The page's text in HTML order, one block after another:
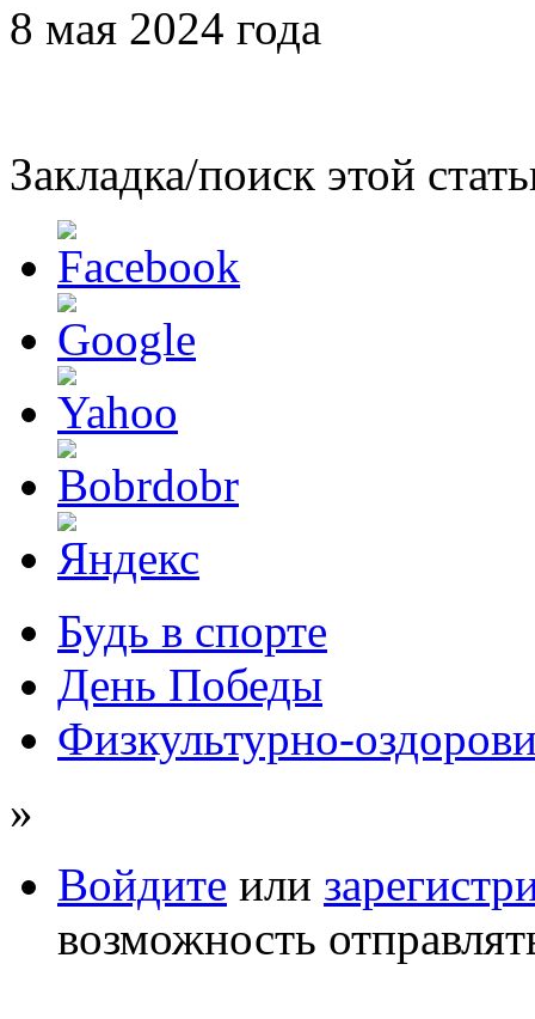
8 мая 2024 года
Закладка/поиск этой
Будь в спорте
День Победы
Физкультурно-
»
Войдите или
возможность